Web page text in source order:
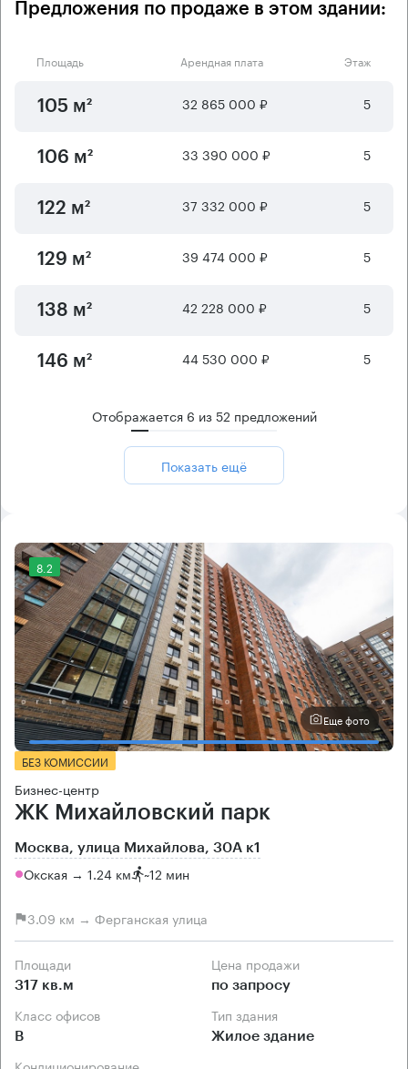
Предложения по продаже в этом здании:
Площадь Арендная плата Этаж
105 м² 32 865 000 ₽ 5
106 м² 33 390 000 ₽ 5
122 м² 37 332 000 ₽ 5
129 м² 39 474 000 ₽ 5
138 м² 42 228 000 ₽ 5
146 м² 44 530 000 ₽ 5
Отображается 6 из52 предложений
Показать ещё
8.2
Еще фото
БЕЗ КОМИССИИ
Бизнес-центр
ЖК Михайловский парк
Москва, улица Михайлова, 30А к1
Окская → 1.24 км ~12 мин
3.09 км → Ферганская улица
Площади
317 кв.м
Цена продажи
по запросу
Класс офисов
B
Тип здания
Жилое здание